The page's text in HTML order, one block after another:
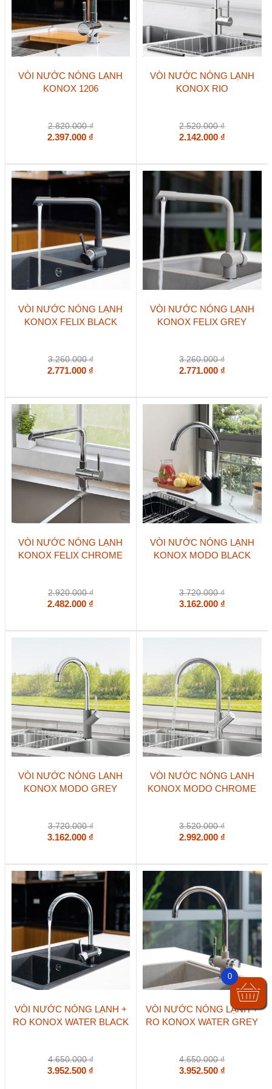
VÒI NƯỚC NÓNG LẠNH
KONOX 1206
2.820.000₫
2.397.000 ₫
VÒI NƯỚC NÓNG LẠNH
KONOX RIO
2.520.000₫
2.142.000 ₫
VÒI NƯỚC NÓNG LẠNH
KONOX FELIX BLACK
3.260.000₫
2.771.000 ₫
VÒI NƯỚC NÓNG LẠNH
KONOX FELIX GREY
3.260.000₫
2.771.000 ₫
VÒI NƯỚC NÓNG LẠNH
KONOX FELIX CHROME
2.920.000₫
2.482.000 ₫
VÒI NƯỚC NÓNG LẠNH
KONOX MODO BLACK
3.720.000₫
3.162.000 ₫
VÒI NƯỚC NÓNG LẠNH
KONOX MODO GREY
3.720.000₫
3.162.000 ₫
VÒI NƯỚC NÓNG LẠNH
KONOX MODO CHROME
3.520.000₫
2.992.000 ₫
VÒI NƯỚC NÓNG LẠNH +
RO KONOX WATER BLACK
4.650.000₫
3.952.500 ₫
VÒI NƯỚC NÓNG LẠNH +
RO KONOX WATER GREY
4.650.000₫
3.952.500 ₫
0